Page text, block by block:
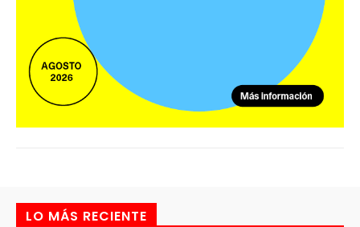
LO MÁS RECIENTE